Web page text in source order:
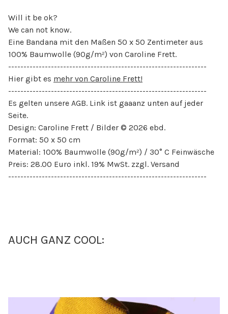
Will it be ok?
We can not know.
Eine Bandana mit den Maßen 50 x 50 Zentimeter aus
100% Baumwolle (90g/m²) von Caroline Frett.
-----------------------------------------------------------------
Hier gibt es mehr von Caroline Frett!
-----------------------------------------------------------------
Es gelten unsere AGB. Link ist gaaanz unten auf jeder
Seite.
Design: Caroline Frett / Bilder © 2026 ebd.
Format: 50 x 50 cm
Material: 100% Baumwolle (90g/m²) / 30° C Feinwäsche
Preis: 28.00 Euro inkl. 19% MwSt. zzgl. Versand
-----------------------------------------------------------------
AUCH GANZ COOL: